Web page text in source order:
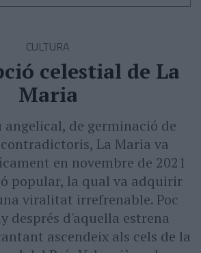
CULTURA
celestial de La
Maria
angelical, de germinació de
La Maria va
en novembre de 2021
popular, la qual va adquirir
viralitat irrefrenable. Poc
després d'aquella estrena
ascendeix als cels de la